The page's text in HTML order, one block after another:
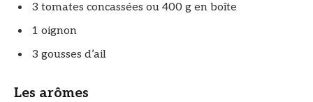
3 tomates concassées ou 400 g en boîte
1 oignon
3 gousses d’ail
Les arômes